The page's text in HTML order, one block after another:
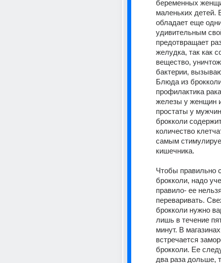
беременных
маленьких детей.
обладает еще
удивительным
предотвращает
желудка, так как
вещество,
бактерии,
Блюда из
профилактика
железы у женщин
простаты у
брокколи
количество
самым
кишечника.
Чтобы правильно
брокколи, надо
правило- ее
переваривать.
брокколи нужно
лишь в течение
минут. В
встречается
брокколи. Ее
два раза дольше,